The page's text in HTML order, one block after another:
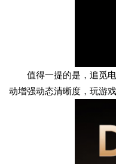
值得一提的是，追觅
动增强动态清晰度，玩游